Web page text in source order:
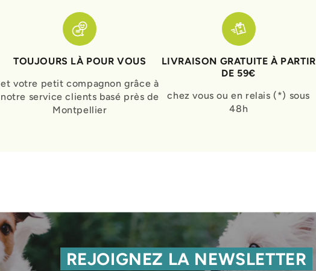
TOUJOURS LÀ POUR VOUS
et votre petit compagnon grâce à
notre service clients basé près de
Montpellier
LIVRAISON GRATUITE À PARTIR
DE 59€
chez vous ou en relais (*) sous
48h
REJOIGNEZ LA NEWSLETTER